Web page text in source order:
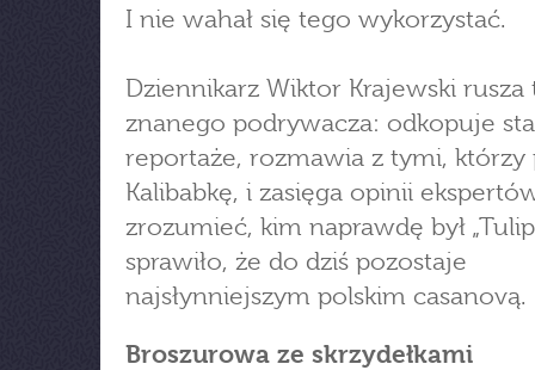
I nie wahał się tego wykorzystać.
Dziennikarz Wiktor Krajewski
znanego podrywacza: odkopuje
reportaże, rozmawia z tymi, którzy
Kalibabkę, i zasięga opinii
zrozumieć, kim naprawdę był
sprawiło, że do dziś pozostaje
najsłynniejszym polskim casanovą.
Broszurowa ze skrzydełkami